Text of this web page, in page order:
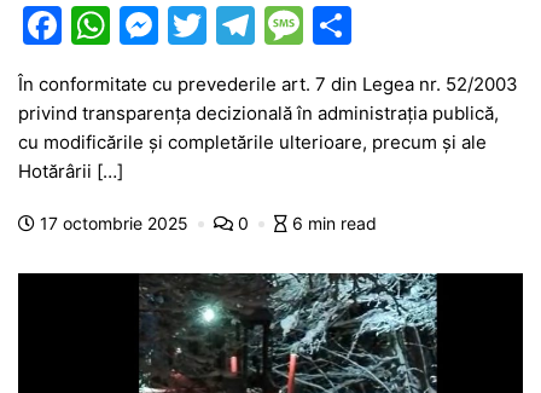
F
a
c
e
b
o
W
h
at
s
A
p
M
s
s
n
er
T
itt
er
T
el
e
gr
m
M
s
s
g
ta
je
z
În conformitate cu prevederile art. 7 din Legea nr. 52/2003
privind transparenţa decizională în administraţia publică,
cu modificările și completările ulterioare, precum și ale
Hotărârii […]
17 octombrie 2025 0 6 min read